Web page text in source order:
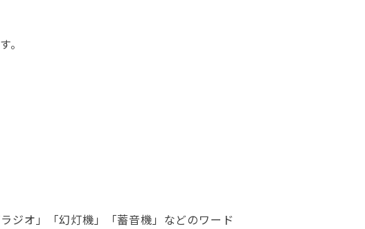
。
ジオ」「幻灯機」「蓄音機」などのワード